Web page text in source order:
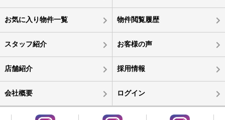
お気に入り物件一覧 物件閲覧履歴
スタッフ紹介 お客様の声
店舗紹介 採用情報
会社概要 ログイン